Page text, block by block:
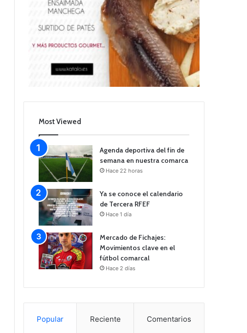
Most Viewed
Agenda deportiva del fin de
semana en nuestra comarca
Hace 22 horas
Ya se conoce el calendario
de Tercera RFEF
Hace 1 día
Mercado de Fichajes:
Movimientos clave en el
fútbol comarcal
Hace 2 días
Popular Reciente Comentarios